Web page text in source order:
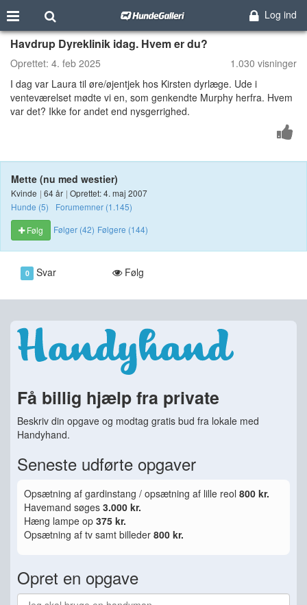
Log ind
Havdrup Dyreklinik idag. Hvem er du?
Oprettet: 4. feb 2025
1.030 visninger
I dag var Laura til øre/øjentjek hos Kirsten dyrlæge. Ude i
venteværelset mødte vi en, som genkendte Murphy herfra. Hvem
var det? Ikke for andet end nysgerrighed.
Mette (nu med westier)
Kvinde | 64 år | Oprettet: 4. maj 2007
Hunde (5)
Forumemner (1.145)
Følg
Følger (42) Følgere (144)
0 Svar Følg
Få billig hjælp fra private
Beskriv din opgave og modtag gratis bud fra lokale med
Handyhand.
Seneste udførte opgaver
Opsætning af gardinstang / opsætning af lille reol 800 kr.
Havemand søges 3.000 kr.
Hæng lampe op 375 kr.
Opsætning af tv samt billeder 800 kr.
Opret en opgave